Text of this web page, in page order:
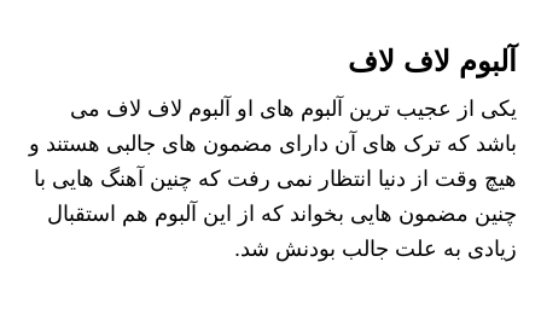
آلبوم لاف لاف
یکی از عجیب‌ ترین آلبوم‌ های او آلبوم لاف لاف می
باشد که ترک های آن دارای مضمون های جالبی هستند و
هیچ وقت از دنیا انتظار نمی‌ رفت که چنین آهنگ هایی با
چنین مضمون هایی بخواند که از این آلبوم هم استقبال
زیادی به علت جالب بودنش شد.